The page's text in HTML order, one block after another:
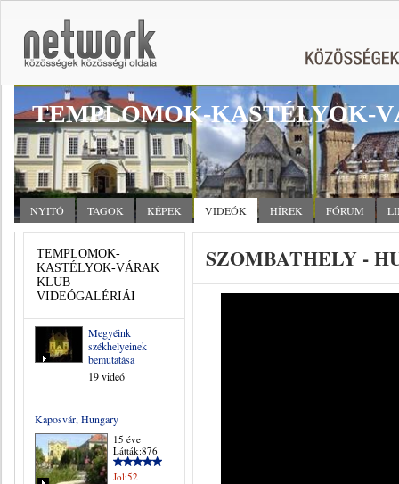
TEMPLOMOK-KASTÉLYOK-
NYITÓ TAGOK KÉPEK VIDEÓK HÍREK FÓRUM
TEMPLOMOK-
KASTÉLYOK-VÁRAK
KLUB
VIDEÓGALÉRIÁI
Megyéink
székhelyeinek
bemutatása
19 videó
Kaposvár, Hungary
15 éve
Látták:876
Joli52
SZOMBATHELY -